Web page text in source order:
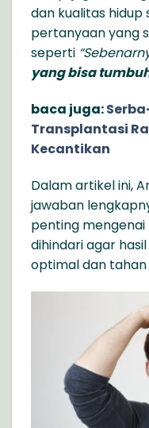
dan kualitas hidup
pertanyaan yang
seperti
yang bisa
baca juga:
Transplantasi
Kecantikan
Dalam artikel ini,
jawaban
penting
dihindari agar
optimal dan tahan